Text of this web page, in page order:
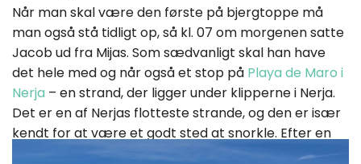
Når man skal være den første på bjergtoppe må
man også stå tidligt op, så kl. 07 om morgenen satte
Jacob ud fra Mijas. Som sædvanligt skal han have
det hele med og når også et stop på Playa de Maro i
Nerja – en strand, der ligger under klipperne i Nerja.
Det er en af Nerjas flotteste strande, og den er især
kendt for at være et godt sted at snorkle. Efter en
tur med surfbrættet i Middelhavets krusende bølger